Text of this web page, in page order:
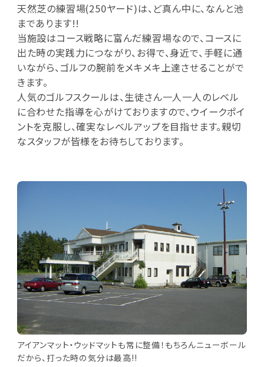
天然芝の練習場(250ヤード)は、ど真ん中に、なんと池
まであります!!
当施設はコース戦略に富んだ練習場なので、コースに
出た時の実践力につながり、お得で、身近で、手軽に通
いながら、ゴルフの腕前をメキメキ上達させることがで
きます。
人気のゴルフスクールは、生徒さん一人一人のレベル
に合わせた指導を心がけておりますので、ウイークポイ
ントを克服し、確実なレベルアップを目指せます。親切
なスタッフが皆様をお待ちしております。
アイアンマット・ウッドマットも常に整備！もちろんニューボール
だから、打った時の気分は最高!!